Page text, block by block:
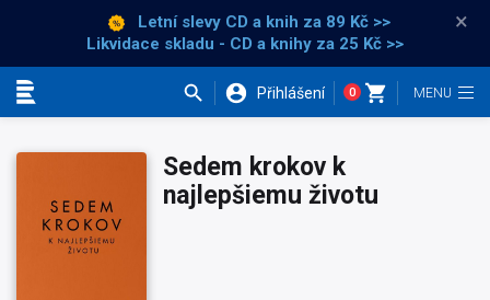
Letní slevy CD a knih za 89 Kč >>
Likvidace skladu - CD a knihy za 25 Kč >>
×
Přihlášení 0
Sedem krokov k
najlepšiemu životu